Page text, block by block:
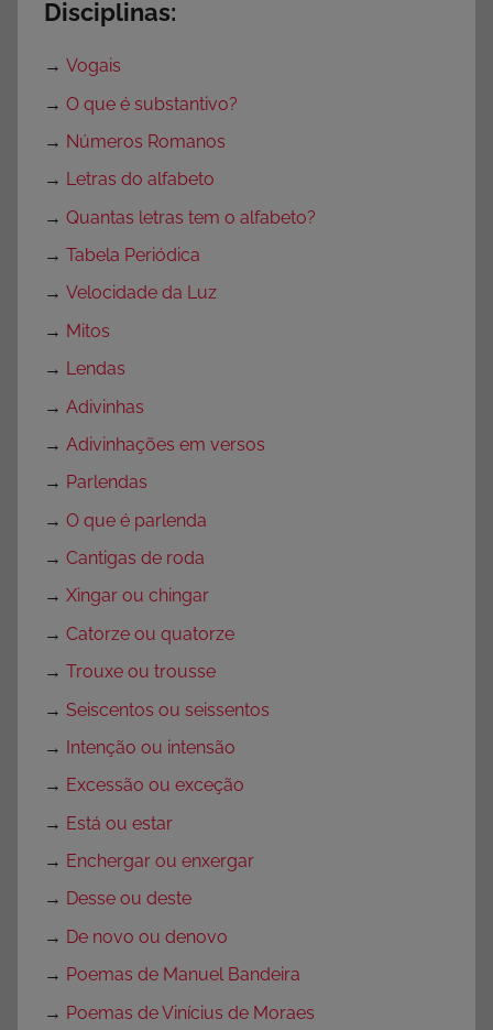
Disciplinas:
→ Vogais
→ O que é substantivo?
→ Números Romanos
→ Letras do alfabeto
→ Quantas letras tem o alfabeto?
→ Tabela Periódica
→ Velocidade da Luz
→ Mitos
→ Lendas
→ Adivinhas
→ Adivinhações em versos
→ Parlendas
→ O que é parlenda
→ Cantigas de roda
→ Xingar ou chingar
→ Catorze ou quatorze
→ Trouxe ou trousse
→ Seiscentos ou seissentos
→ Intenção ou intensão
→ Excessão ou exceção
→ Está ou estar
→ Enchergar ou enxergar
→ Desse ou deste
→ De novo ou denovo
→ Poemas de Manuel Bandeira
→ Poemas de Vinícius de Moraes